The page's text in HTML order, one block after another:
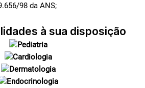
98 da ANS;
à sua disposição
Pediatria
Cardiologia
Dermatologia
Endocrinologia